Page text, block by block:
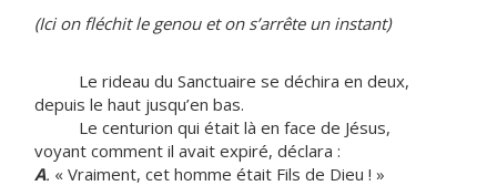
(Ici on fléchit le genou et on s’arrête un instant)
Le rideau du Sanctuaire se déchira en deux,
depuis le haut jusqu’en bas.
Le centurion qui était là en face de Jésus,
voyant comment il avait expiré, déclara :
A. « Vraiment, cet homme était Fils de Dieu ! »